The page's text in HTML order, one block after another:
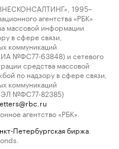
1995–
агентства «РБК»
массовой информации
в сфере связи,
коммуникаций
ИА №ФС77-63848) и сетевого
средства массовой
по надзору в сфере связи,
коммуникаций
ЭЛ №ФС77-82385)
агентство «РБК».
Петербургская биржа